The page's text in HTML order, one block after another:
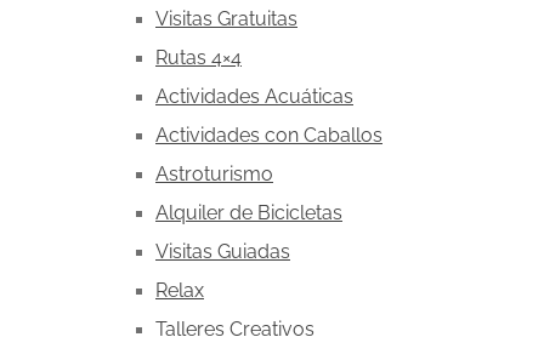
Visitas Gratuitas
Rutas 4×4
Actividades Acuáticas
Actividades con Caballos
Astroturismo
Alquiler de Bicicletas
Visitas Guiadas
Relax
Talleres Creativos